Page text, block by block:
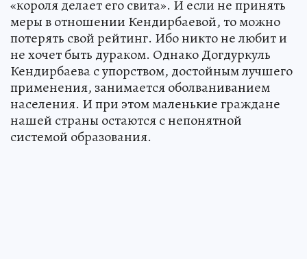
«короля делает его свита». И если не принять
меры в отношении Кендирбаевой, то можно
потерять свой рейтинг. Ибо никто не любит и
не хочет быть дураком. Однако Догдуркуль
Кендирбаева с упорством, достойным лучшего
применения, занимается оболваниванием
населения. И при этом маленькие граждане
нашей страны остаются с непонятной
системой образования.